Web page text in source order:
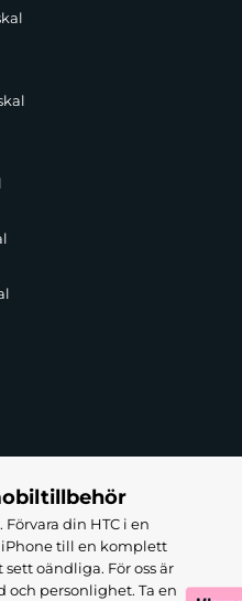
din HTC i en
iPhone till en komplett
oändliga. För oss är
och personlighet. Ta en